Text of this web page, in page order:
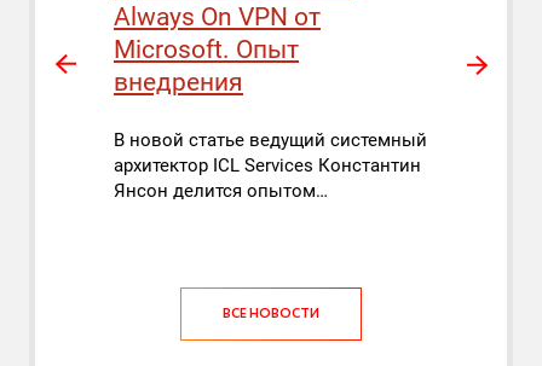
Always On VPN от
Microsoft. Опыт
внедрения
В новой статье ведущий системный
архитектор ICL Services Константин
Янсон делится опытом…
ВСЕ НОВОСТИ